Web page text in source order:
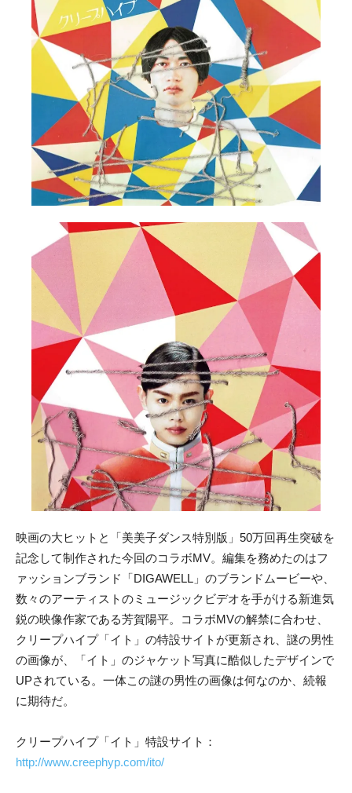
映画の大ヒットと「美美子ダンス特別版」50万回再生突破を
記念して制作された今回のコラボMV。編集を務めたのはフ
ァッションブランド「DIGAWELL」のブランドムービーや、
数々のアーティストのミュージックビデオを手がける新進気
鋭の映像作家である芳賀陽平。コラボMVの解禁に合わせ、
クリープハイプ「イト」の特設サイトが更新され、謎の男性
の画像が、「イト」のジャケット写真に酷似したデザインで
UPされている。一体この謎の男性の画像は何なのか、続報
に期待だ。
クリープハイプ「イト」特設サイト：
http://www.creephyp.com/ito/